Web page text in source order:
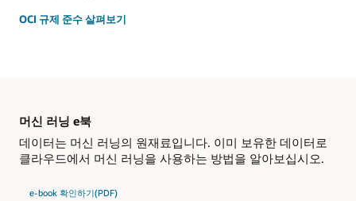
OCI 규제 준수 살펴보기
머신 러닝 e북
데이터는 머신 러닝의 원재료입니다. 이미 보유한 데이터로
클라우드에서 머신 러닝을 사용하는 방법을 알아보십시오.
e-book 확인하기(PDF)